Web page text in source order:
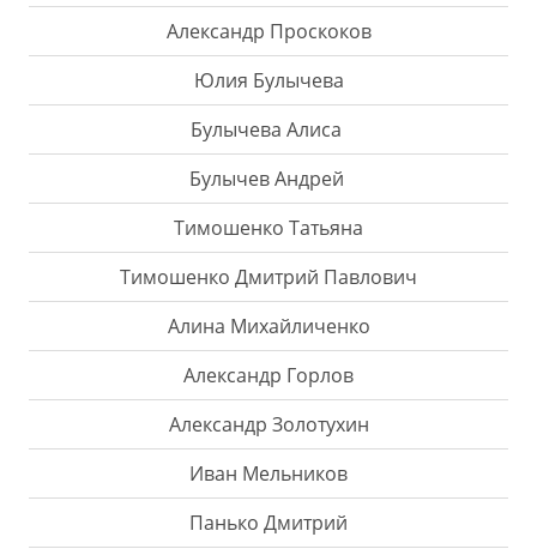
Александр Проскоков
Юлия Булычева
Булычева Алиса
Булычев Андрей
Тимошенко Татьяна
Тимошенко Дмитрий Павлович
Алина Михайличенко
Александр Горлов
Александр Золотухин
Иван Мельников
Панько Дмитрий